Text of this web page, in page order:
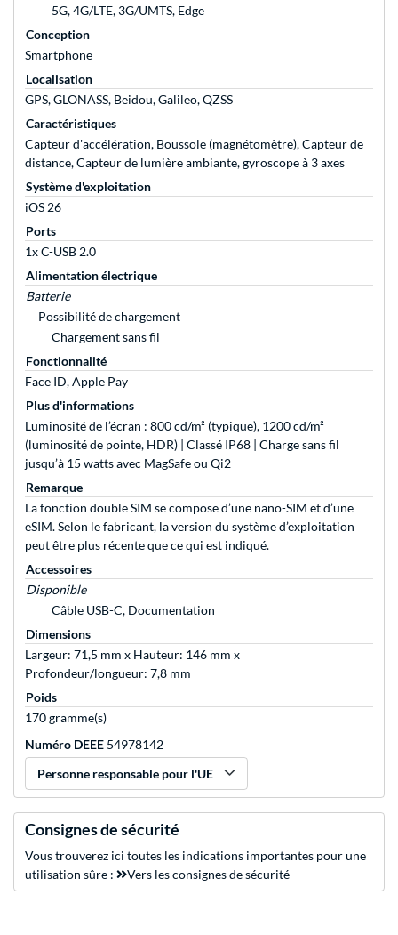
5G, 4G/LTE, 3G/UMTS, Edge
Conception
Smartphone
Localisation
GPS, GLONASS, Beidou, Galileo, QZSS
Caractéristiques
Capteur d'accélération, Boussole (magnétomètre), Capteur de
distance, Capteur de lumière ambiante, gyroscope à 3 axes
Système d'exploitation
iOS 26
Ports
1x C-USB 2.0
Alimentation électrique
Batterie
Possibilité de chargement
Chargement sans fil
Fonctionnalité
Face ID, Apple Pay
Plus d'informations
Luminosité de l’écran : 800 cd/m² (typique), 1200 cd/m²
(luminosité de pointe, HDR) | Classé IP68 | Charge sans fil
jusqu’à 15 watts avec MagSafe ou Qi2
Remarque
La fonction double SIM se compose d’une nano-SIM et d’une
eSIM. Selon le fabricant, la version du système d’exploitation
peut être plus récente que ce qui est indiqué.
Accessoires
Disponible
Câble USB-C, Documentation
Dimensions
Largeur: 71,5 mm x Hauteur: 146 mm x
Profondeur/longueur: 7,8 mm
Poids
170 gramme(s)
Numéro DEEE 54978142
Personne responsable pour l'UE
Consignes de sécurité
Vous trouverez ici toutes les indications importantes pour une
utilisation sûre :
Vers les consignes de sécurité